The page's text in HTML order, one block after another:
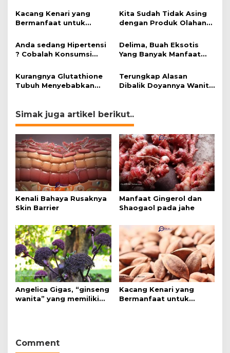
Kacang Kenari yang
Bermanfaat untuk
untuk Bahan Kue)
Kita Sudah Tidak Asing
dengan Produk Olahan
Tahu Manfaatnya untuk
Kesehatan?
Anda sedang Hipertensi
? Cobalah Konsumsi
Delima, Buah Eksotis
Yang Banyak Manfaat
Kurangnya Glutathione
Tubuh Menyebabkan
Terungkap Alasan
Dibalik Doyannya Wanita
Simak juga artikel berikut..
Kenali Bahaya Rusaknya
Skin Barrier
Manfaat Gingerol dan
Shaogaol pada jahe
Angelica Gigas, “ginseng
wanita” yang memiliki
Kacang Kenari yang
Bermanfaat untuk
Comment